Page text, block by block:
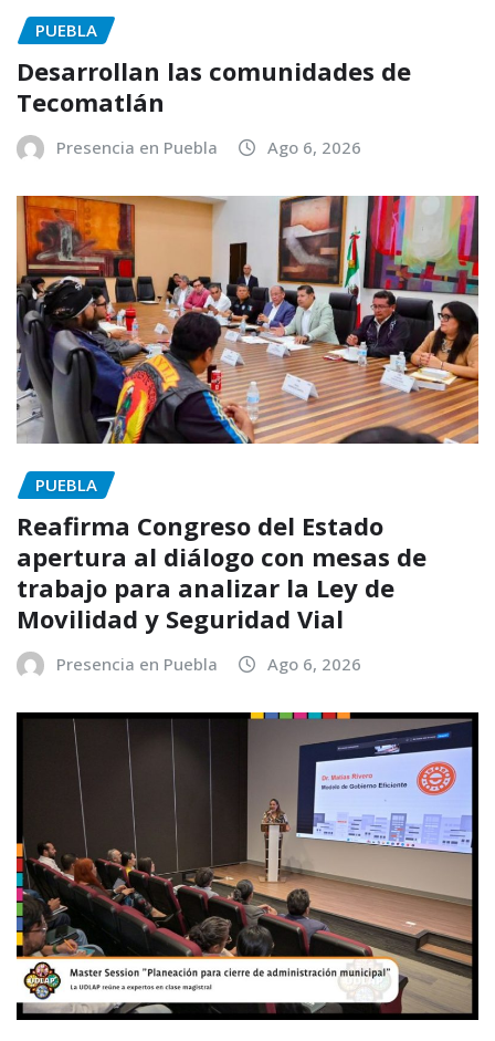
PUEBLA
Desarrollan las comunidades de
Tecomatlán
Presencia en Puebla Ago 6, 2026
PUEBLA
Reafirma Congreso del Estado
apertura al diálogo con mesas de
trabajo para analizar la Ley de
Movilidad y Seguridad Vial
Presencia en Puebla Ago 6, 2026